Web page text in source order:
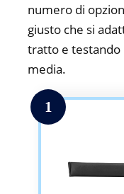
numero di
giusto che si
tratto e testando
media.
1